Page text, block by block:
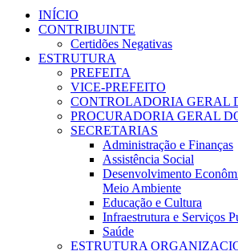
INÍCIO
CONTRIBUINTE
Certidões Negativas
ESTRUTURA
PREFEITA
VICE-PREFEITO
CONTROLADORIA GERAL
PROCURADORIA GERAL
SECRETARIAS
Administração e Finanças
Assistência Social
Desenvolvimento
Meio Ambiente
Educação e Cultura
Infraestrutura e Serviços
Saúde
ESTRUTURA